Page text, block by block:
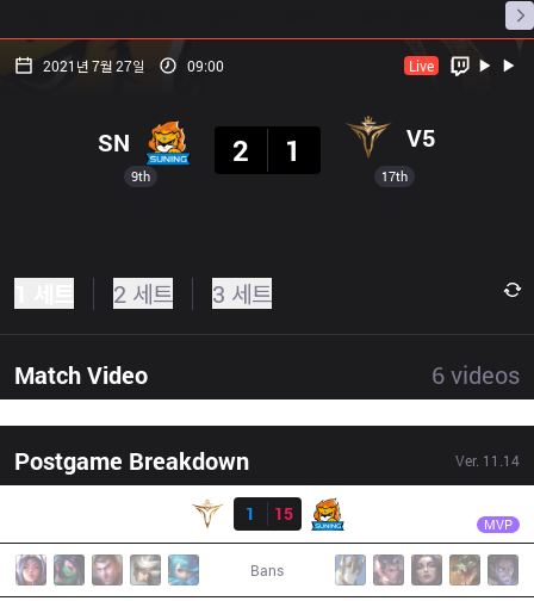
프로빌
2021년 7월 27일 09:00 Live
9th
SN
2
1 V5
17th
2 세트 3 세트
Match Video 6videos
Postgame Breakdown Ver. 11.14
1
15 MVP
Bans